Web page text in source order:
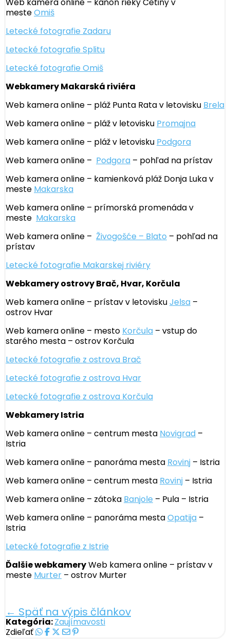
Web kamera online – kaňon rieky Cetiny v
mesteOmiš
Letecké fotografie Zadaru
Letecké fotografie Splitu
Letecké fotografie Omiš
Webkamery Makarská riviéra
Web kamera online – pláž Punta Rata v letovisku Brela
Web kamera online – pláž v letovisku Promajna
Web kamera online – pláž v letovisku Podgora
Web kamera online – Podgora – pohľad na prístav
Web kamera online – kamienková pláž Donja Luka v
meste Makarska
Web kamera online – prímorská promenáda v
meste Makarska
Web kamera online – Živogošće – Blato – pohľad na
prístav
Letecké fotografie Makarskej riviéry
Webkamery ostrovy Brač, Hvar, Korčula
Web kamera online – prístav v letoviskuJelsa –
ostrov Hvar
Web kamera online – mesto Korčula – vstup do
starého mesta – ostrov Korčula
Letecké fotografie z ostrova Brač
Letecké fotografie z ostrova Hvar
Letecké fotografie z ostrova Korčula
Webkamery Istria
Web kamera online – centrum mesta Novigrad –
Istria
Web kamera online – panoráma mesta Rovinj – Istria
Web kamera online – centrum mesta Rovinj – Istria
Web kamera online – zátoka Banjole – Pula – Istria
Web kamera online – panoráma mestaOpatija –
Istria
Letecké fotografie z Istrie
Ďalšie webkameryWeb kamera online – prístav v
meste Murter – ostrov Murter
← Späť na výpis článkov
Kategória:Zaujímavosti
Zdieľať